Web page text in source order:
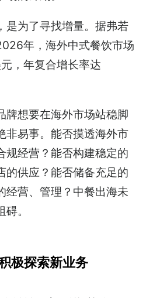
是为了寻找增量。据弗若
年，海外中式餐饮市场
，年复合增长率达
牌想要在海外市场站稳脚
非易事。能否摸透海外市
规经营？能否构建稳定的
的供应？能否储备充足的
经营、管理？中餐出海未
。
极探索新业务